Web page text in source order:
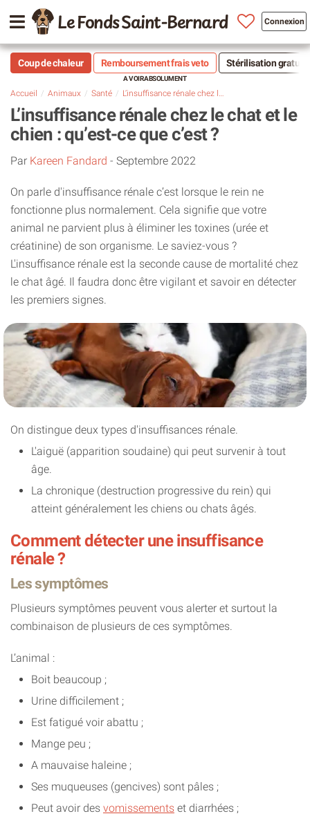
Le Fonds Saint-Bernard Connexion
Coup de chaleur Remboursement frais veto Stérilisation
Accueil Animaux Santé L’insuffisance rénale chez le chat et le chien : qu’est-ce que c’est ?
L’insuffisance rénale chez le chat et le
chien : qu’est-ce que c’est ?
Par Kareen Fandard - Septembre 2022
On parle d'insuffisance rénale c’est lorsque le rein ne
fonctionne plus normalement. Cela signifie que votre
animal ne parvient plus à éliminer les toxines (urée et
créatinine) de son organisme. Le saviez-vous ?
L'insuffisance rénale est la seconde cause de mortalité chez
le chat âgé. Il faudra donc être vigilant et savoir en détecter
les premiers signes.
On distingue deux types d'insuffisances rénale.
L'aiguë (apparition soudaine) qui peut survenir à tout
âge.
La chronique (destruction progressive du rein) qui
atteint généralement les chiens ou chats âgés.
Comment détecter une insuffisance
rénale ?
Les symptômes
Plusieurs symptômes peuvent vous alerter et surtout la
combinaison de plusieurs de ces symptômes.
L’animal :
Boit beaucoup ;
Urine difficilement ;
Est fatigué voir abattu ;
Mange peu ;
A mauvaise haleine ;
Ses muqueuses (gencives) sont pâles ;
Peut avoir des vomissements et diarrhées ;